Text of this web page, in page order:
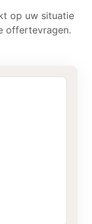
op uw situatie
offertevragen.